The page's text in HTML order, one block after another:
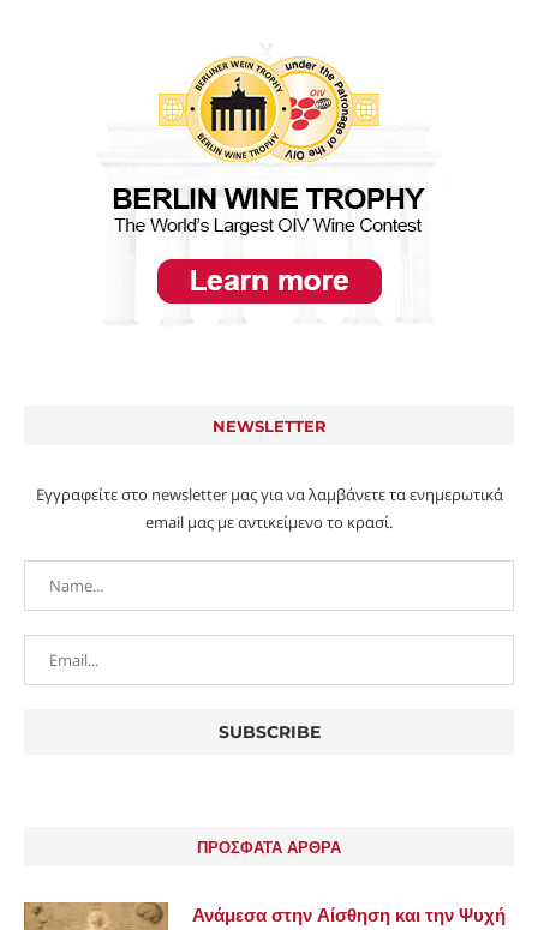
NEWSLETTER
Εγγραφείτε στο newsletter μας για να λαμβάνετε τα ενημερωτικά
email μας με αντικείμενο το κρασί.
ΠΡΟΣΦΑΤΑ ΑΡΘΡΑ
Ανάμεσα στην Αίσθηση και την Ψυχή